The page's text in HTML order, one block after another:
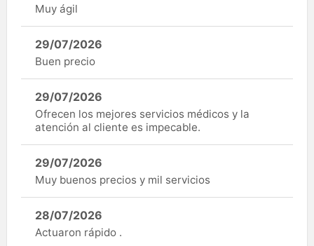
Muy ágil
29/07/2026
Buen precio
29/07/2026
Ofrecen los mejores servicios médicos y la
atención al cliente es impecable.
29/07/2026
Muy buenos precios y mil servicios
28/07/2026
Actuaron rápido .